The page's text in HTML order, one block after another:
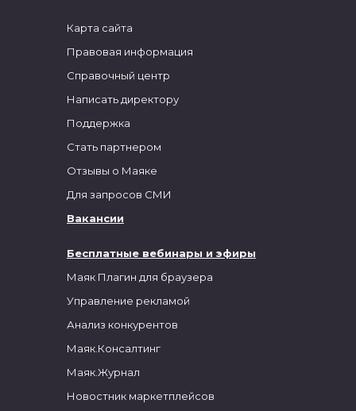
Бесплатные вебинары и эфиры
Маяк Плагин для браузера
Управление рекламой
Анализ конкурентов
Маяк.Консалтинг
Маяк.Журнал
Новостник маркетплейсов
Карта сайта
Правовая информация
Справочный центр
Написать директору
Поддержка
Стать партнером
Отзывы о Маяке
Для запросов СМИ
Вакансии